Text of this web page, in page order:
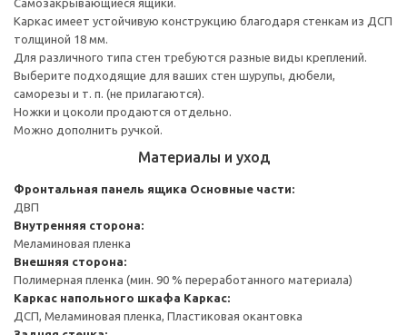
Каркас имеет устойчивую конструкцию благодаря стенкам из ДСП
толщиной 18 мм.
Для различного типа стен требуются разные виды креплений.
Выберите подходящие для ваших стен шурупы, дюбели,
саморезы и т. п. (не прилагаются).
Ножки и цоколи продаются отдельно.
Можно дополнить ручкой.
Материалы и уход
Фронтальная панель ящика Основные части:
ДВП
Внутренняя сторона:
Меламиновая пленка
Внешняя сторона:
Полимерная пленка (мин. 90 % переработанного материала)
Каркас напольного шкафа Каркас:
ДСП, Меламиновая пленка, Пластиковая окантовка